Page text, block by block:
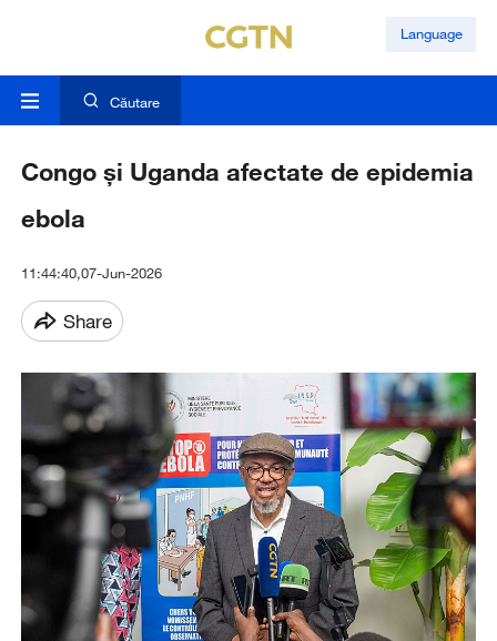
Language
Căutare
Congo și Uganda afectate de epidemia
ebola
11:44:40,07-Jun-2026
Share